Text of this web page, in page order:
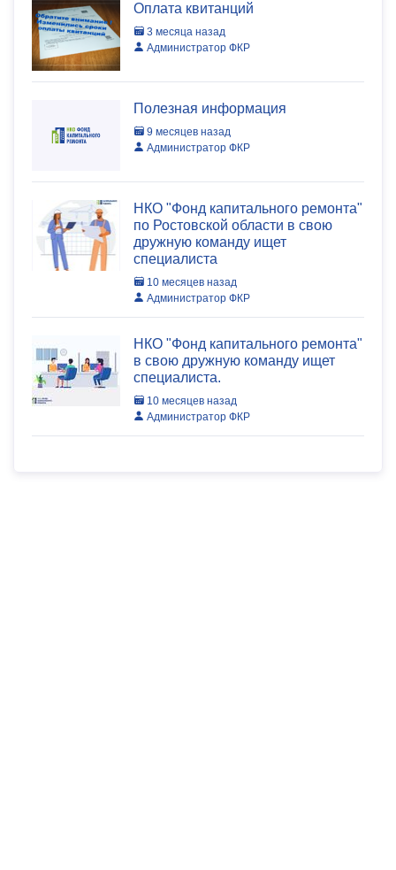
Оплата квитанций
3 месяца назад
Администратор ФКР
Полезная информация
9 месяцев назад
Администратор ФКР
НКО "Фонд капитального ремонта"
по Ростовской области в свою
дружную команду ищет
специалиста
10 месяцев назад
Администратор ФКР
НКО "Фонд капитального ремонта"
в свою дружную команду ищет
специалиста.
10 месяцев назад
Администратор ФКР